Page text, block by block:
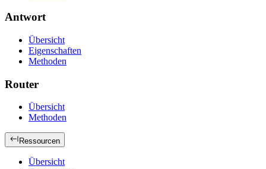
Antwort
Übersicht
Eigenschaften
Methoden
Router
Übersicht
Methoden
Ressourcen
Übersicht